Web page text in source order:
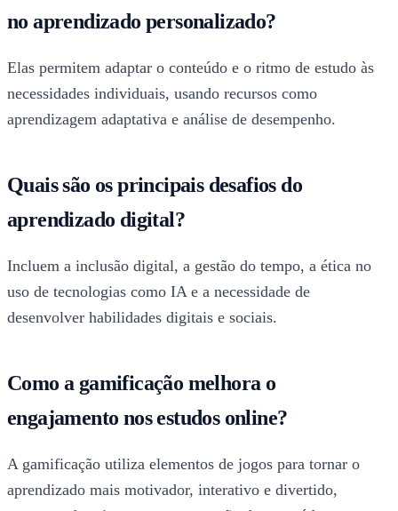
no aprendizado personalizado?
Elas permitem adaptar o conteúdo e o ritmo de estudo às
necessidades individuais, usando recursos como
aprendizagem adaptativa e análise de desempenho.
Quais são os principais desafios do
aprendizado digital?
Incluem a inclusão digital, a gestão do tempo, a ética no
uso de tecnologias como IA e a necessidade de
desenvolver habilidades digitais e sociais.
Como a gamificação melhora o
engajamento nos estudos online?
A gamificação utiliza elementos de jogos para tornar o
aprendizado mais motivador, interativo e divertido,